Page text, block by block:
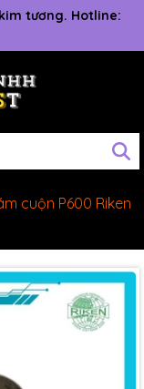
tương. Hotline:
cuộn P600 Riken